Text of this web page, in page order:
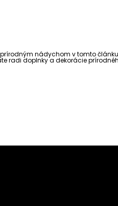
nádychom v tomto
radi doplnky a dekorácie